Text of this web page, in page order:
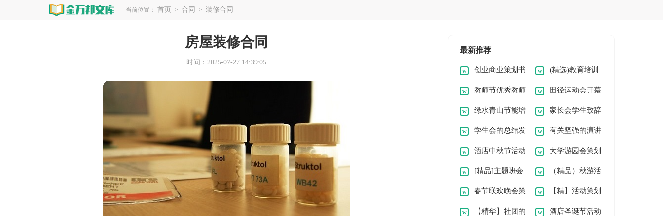
当前位置： 首页 > 合同 > 装修合同
房屋装修合同
时间：2025-07-27 14:39:05
最新推荐
创业商业策划书
范本
(精选)教育培训
机构策划书
教师节优秀教师
代表发言稿
田径运动会开幕
式校长致辞
绿水青山节能增
效小学生演讲稿
家长会学生致辞
（合集12篇）
学生会的总结发
言稿范文（通用7
篇）
有关坚强的演讲
稿
酒店中秋节活动
策划书
大学游园会策划
书
[精品]主题班会
活动策划书
（精品）秋游活
动策划书
春节联欢晚会策
划书
【精】活动策划
书
【精华】社团的 酒店圣诞节活动